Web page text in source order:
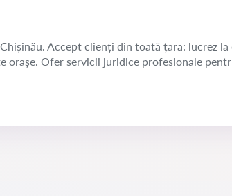
Accept clienți din toată țara: lucrez
orașe. Ofer servicii juridice profesionale